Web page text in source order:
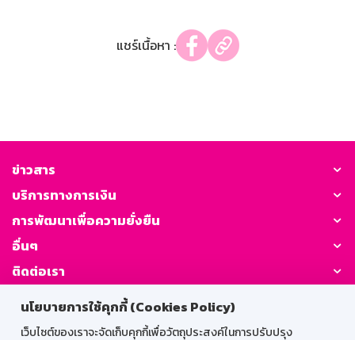
นโยบายการใช้คุกกี้ (Cookies Policy)
เว็บไซต์ของเราจะจัดเก็บคุกกี้เพื่อวัตถุประสงค์ในการปรับปรุง
แชร์เนื้อหา :
ข่าวสาร
บริการทางการเงิน
การพัฒนาเพื่อความยั่งยืน
อื่นๆ
ติดต่อเรา
GSB Society: